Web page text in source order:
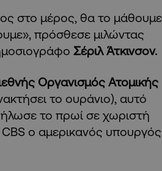
στο μέρος, θα το μάθουμε
πρόσθεσε μιλώντας
Σέριλ Άτκινσον.
Οργανισμός Ατομικής
το ουράνιο), αυτό
το πρωί σε χωριστή
ο αμερικανός υπουργός